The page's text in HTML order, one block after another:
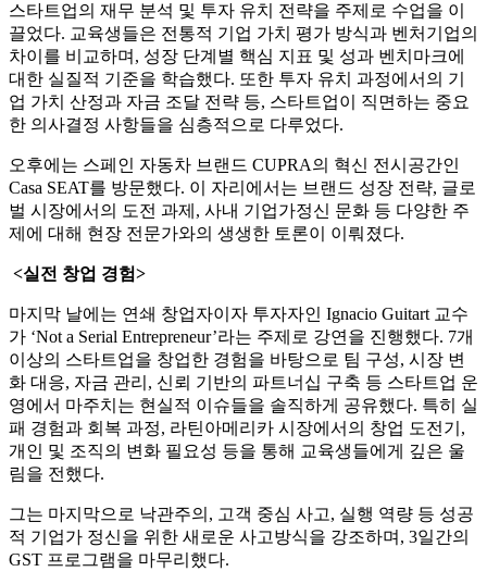
스타트업의 재무 분석 및 투자 유치 전략을 주제로 수업을 이
끌었다. 교육생들은 전통적 기업 가치 평가 방식과 벤처기업의
차이를 비교하며, 성장 단계별 핵심 지표 및 성과 벤치마크에
대한 실질적 기준을 학습했다. 또한 투자 유치 과정에서의 기
업 가치 산정과 자금 조달 전략 등, 스타트업이 직면하는 중요
한 의사결정 사항들을 심층적으로 다루었다.
오후에는 스페인 자동차 브랜드 CUPRA의 혁신 전시공간인
Casa SEAT를 방문했다. 이 자리에서는 브랜드 성장 전략, 글로
벌 시장에서의 도전 과제, 사내 기업가정신 문화 등 다양한 주
제에 대해 현장 전문가와의 생생한 토론이 이뤄졌다.
<실전 창업 경험>
마지막 날에는 연쇄 창업자이자 투자자인 Ignacio Guitart 교수
가 ‘Not a Serial Entrepreneur’라는 주제로 강연을 진행했다. 7개
이상의 스타트업을 창업한 경험을 바탕으로 팀 구성, 시장 변
화 대응, 자금 관리, 신뢰 기반의 파트너십 구축 등 스타트업 운
영에서 마주치는 현실적 이슈들을 솔직하게 공유했다. 특히 실
패 경험과 회복 과정, 라틴아메리카 시장에서의 창업 도전기,
개인 및 조직의 변화 필요성 등을 통해 교육생들에게 깊은 울
림을 전했다.
그는 마지막으로 낙관주의, 고객 중심 사고, 실행 역량 등 성공
적 기업가 정신을 위한 새로운 사고방식을 강조하며, 3일간의
GST 프로그램을 마무리했다.